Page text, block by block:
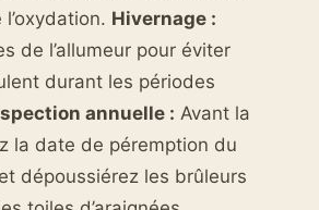
Hivernage :
de l’allumeur pour éviter
durant les périodes
annuelle : Avant la
la date de péremption du
dépoussiérez les brûleurs